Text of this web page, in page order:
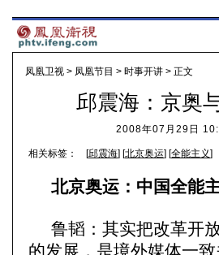
凤凰卫视 > 凤凰节目 > 时事开讲 > 正文
邱震海：京奥
2008年07月29日
相关标签： [邱震海] [北京奥运] [全能主义]
北京奥运：中国全能
鲁韬：其实把改革开
的发展，是境外媒体一